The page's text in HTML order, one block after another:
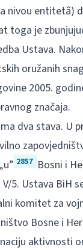
nivou entitetâ)
toga je
Ustava.
oružanih
2005.
značaja.
dva stava. U
2857 Bosni i
5. Ustava BiH
komitet za
Bosne i
aktivnosti